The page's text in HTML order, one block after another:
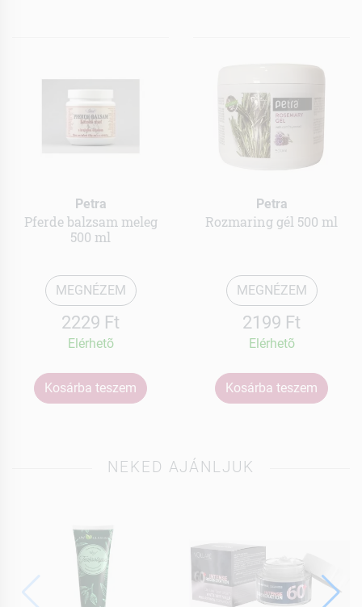
Petra
Pferde balzsam meleg
500 ml
MEGNÉZEM
2229 Ft
Elérhetõ
Kosárba teszem
Petra
Rozmaring gél 500 ml
MEGNÉZEM
2199 Ft
Elérhetõ
Kosárba teszem
NEKED AJÁNLJUK